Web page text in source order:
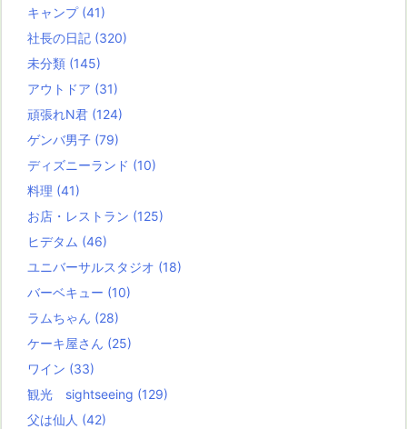
キャンプ (41)
社長の日記 (320)
未分類 (145)
アウトドア (31)
頑張れN君 (124)
ゲンバ男子 (79)
ディズニーランド (10)
料理 (41)
お店・レストラン (125)
ヒデタム (46)
ユニバーサルスタジオ (18)
バーベキュー (10)
ラムちゃん (28)
ケーキ屋さん (25)
ワイン (33)
観光 sightseeing (129)
父は仙人 (42)